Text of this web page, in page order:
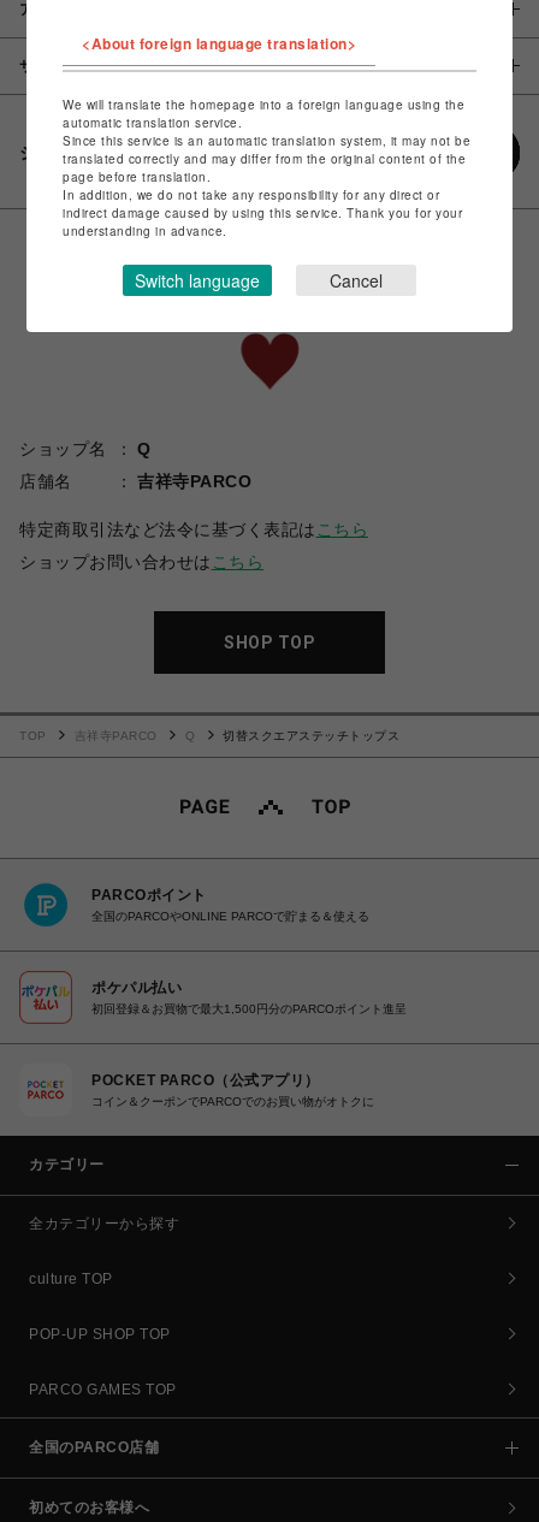
アイテム説明 / 素材
サイズ
シェアする
ショップ名
Q
店舗名
吉祥寺PARCO
特定商取引法など法令に基づく表記は こちら
ショップお問い合わせは こちら
SHOP TOP
TOP 吉祥寺PARCO Q 切替スクエアステッチトップス
PARCOポイント
全国のPARCOやONLINE PARCOで貯まる＆使える
ポケパル払い
初回登録＆お買物で最大1,500円分のPARCOポイント進呈
POCKET PARCO（公式アプリ）
コイン＆クーポンでPARCOでのお買い物がオトクに
カテゴリー
全カテゴリーから探す
culture TOP
POP-UP SHOP TOP
PARCO GAMES TOP
全国のPARCO店舗
初めてのお客様へ
<About foreign language translation>
We will translate the homepage into a foreign language using the
automatic translation service.
Since this service is an automatic translation system, it may not be
translated correctly and may differ from the original content of the
page before translation.
In addition, we do not take any responsibility for any direct or
indirect damage caused by using this service. Thank you for your
understanding in advance.
Switch language Cancel